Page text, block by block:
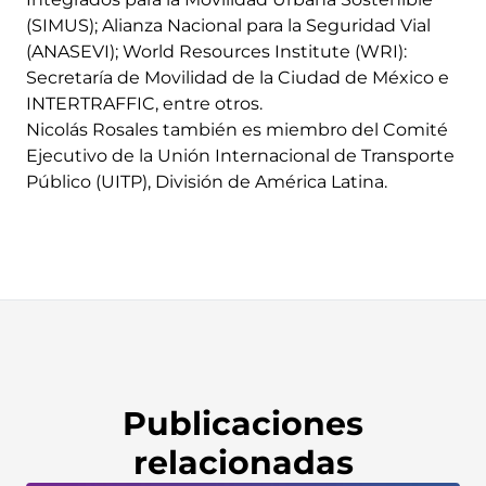
(SIMUS); Alianza Nacional para la Seguridad Vial
(ANASEVI); World Resources Institute (WRI):
Secretaría de Movilidad de la Ciudad de México e
INTERTRAFFIC, entre otros.
Nicolás Rosales también es miembro del Comité
Ejecutivo de la Unión Internacional de Transporte
Público (UITP), División de América Latina.
Publicaciones
relacionadas